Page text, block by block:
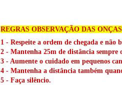
REGRAS OBSERVAÇÃO DAS
1 - Respeite a ordem de chegada e não
2 - Mantenha 25m de distância sempre
3 - Aumente o cuidado em pequenos
4 - Mantenha a distância também
5 - Faça silêncio.